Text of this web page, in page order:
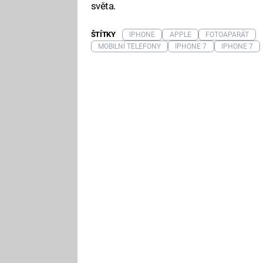
světa.
ŠTÍTKY IPHONE APPLE
FOTOAPARÁT
MOBILNÍ TELEFONY
IPHONE 7 IPHONE 7